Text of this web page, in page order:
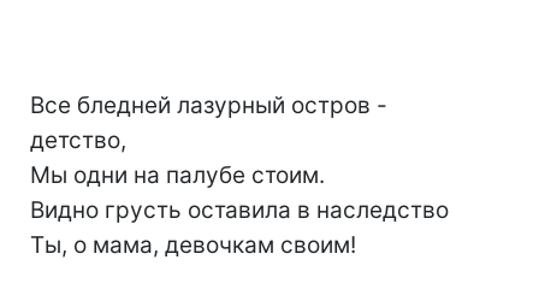
Все бледней лазурный остров -
детство,
Мы одни на палубе стоим.
Видно грусть оставила в наследство
Ты, о мама, девочкам своим!